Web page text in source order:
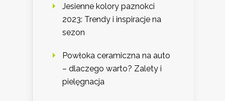
Jesienne kolory paznokci
2023: Trendy i inspiracje na
sezon
Powłoka ceramiczna na auto
– dlaczego warto? Zalety i
pielęgnacja